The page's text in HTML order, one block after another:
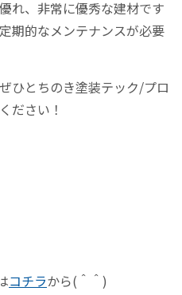
れ、非常に優秀な建材です
期的なメンテナンスが必要
ひとちのき塗装テック/プロ
ださい！
コチラから( ＾＾ )